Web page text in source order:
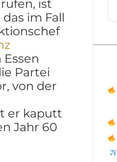
ist
im Fall
Partei
von der
er kaputt
Jahr 60